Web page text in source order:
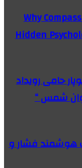
Why
Hidden
حامی رویداد
شمس “
هوشمند فشار و